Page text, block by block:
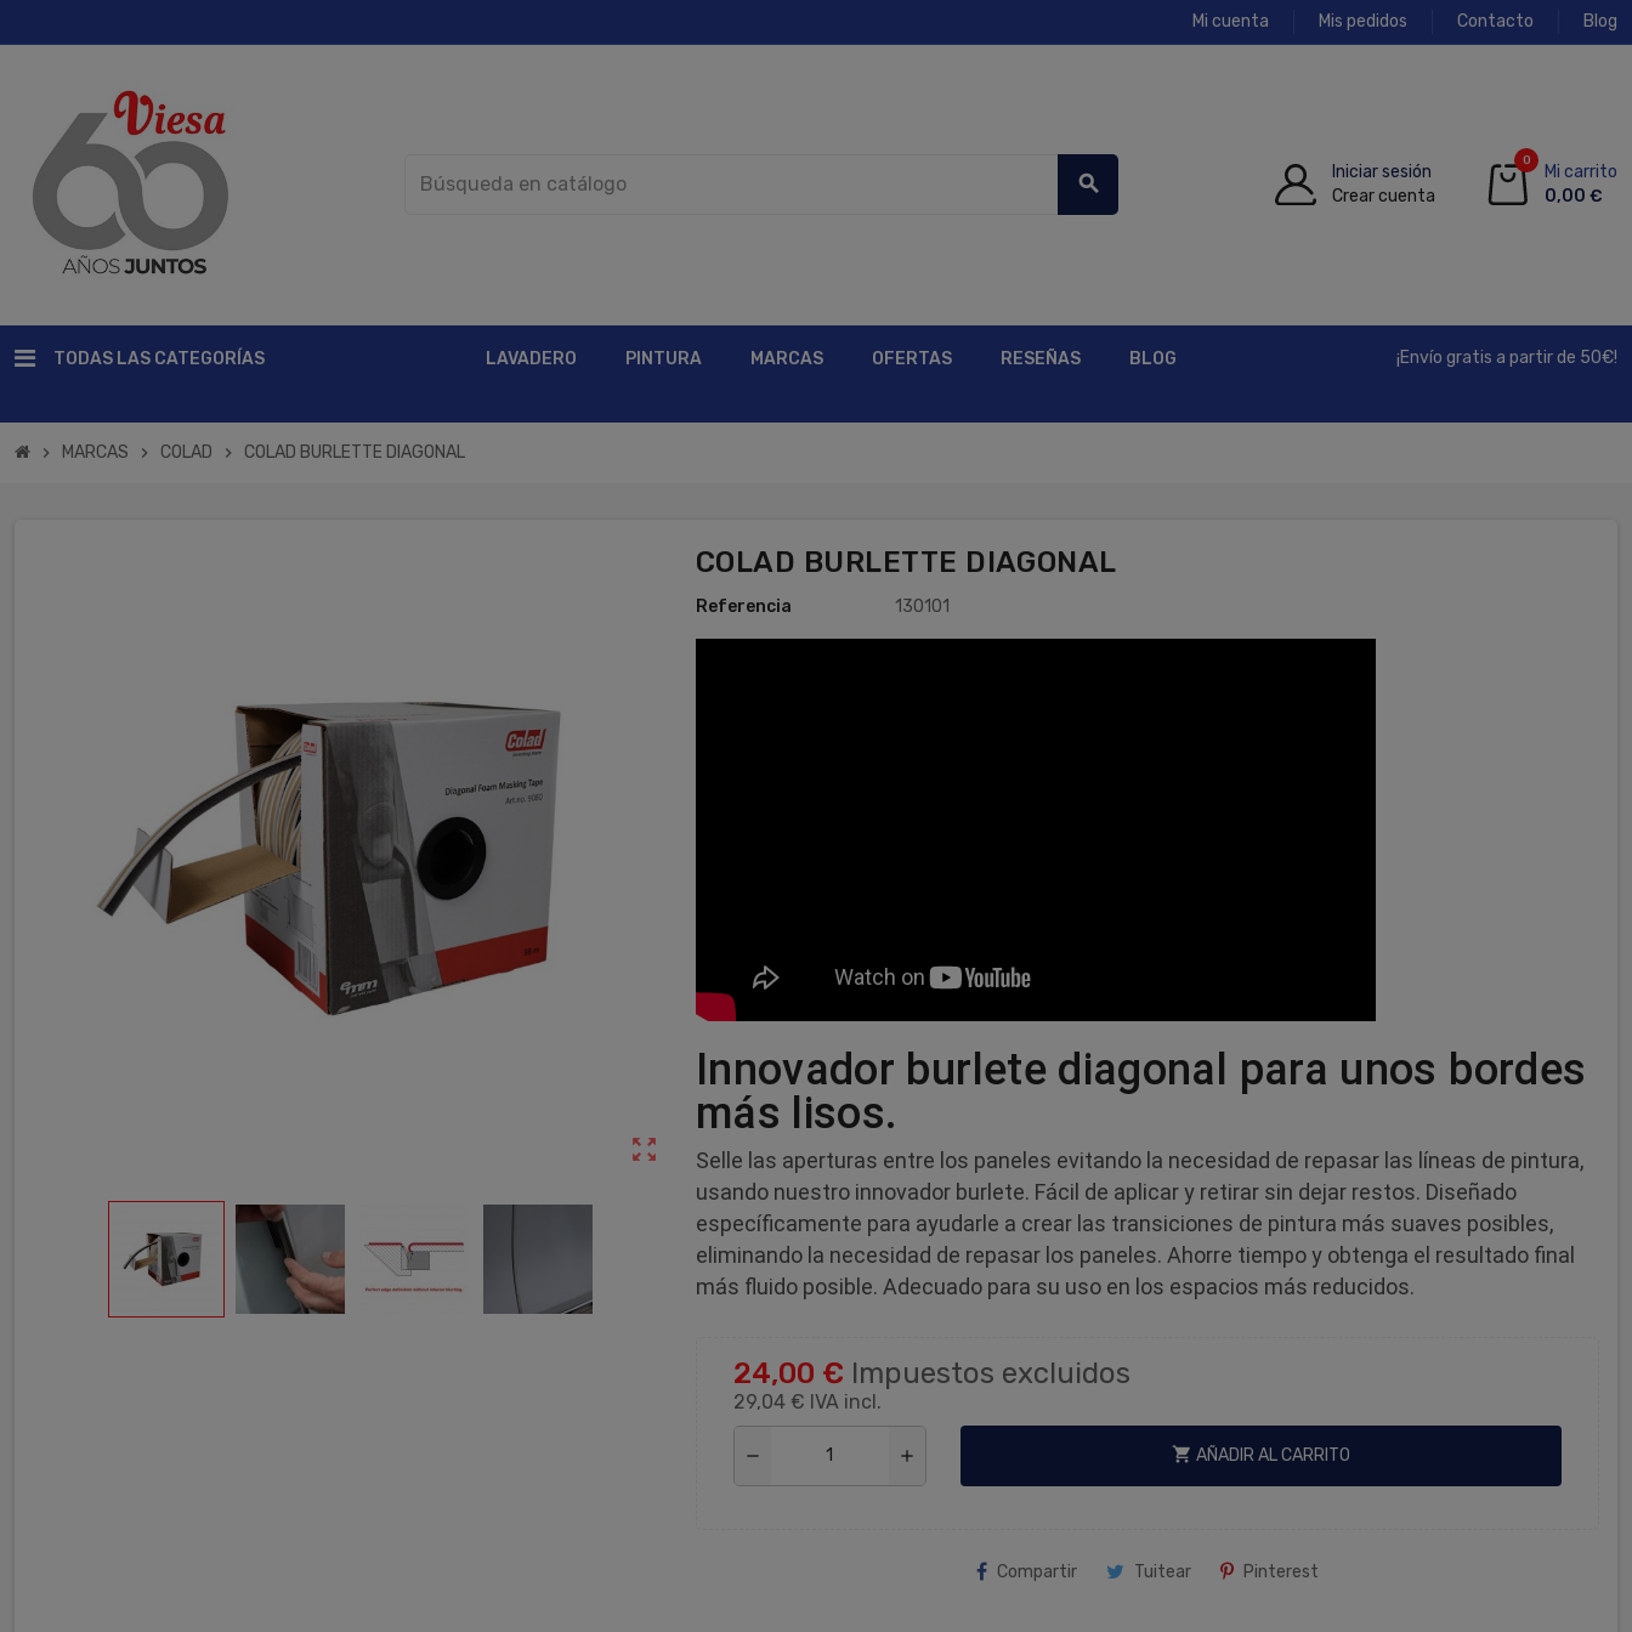
Mi cuenta Mis pedidos Contacto Blog
search
Iniciar sesión
Crear cuenta
0
Mi carrito
0,00 €
TODAS LAS CATEGORÍAS LAVADERO PINTURA MARCAS OFERTAS RESEÑAS BLOG ¡Envío gratis a partir de 50€!
chevron_right MARCAS chevron_right COLAD chevron_right COLAD BURLETTE DIAGONAL
zoom_out_map
COLAD BURLETTE DIAGONAL
Referencia 130101
Innovador burlete diagonal para unos bordes
más lisos.
Selle las aperturas entre los paneles evitando la necesidad de repasar las líneas de pintura,
usando nuestro innovador burlete. Fácil de aplicar y retirar sin dejar restos. Diseñado
específicamente para ayudarle a crear las transiciones de pintura más suaves posibles,
eliminando la necesidad de repasar los paneles. Ahorre tiempo y obtenga el resultado final
más fluido posible. Adecuado para su uso en los espacios más reducidos.
24,00 € Impuestos excluidos
29,04 € IVA incl.
remove add shopping_cart AÑADIR AL CARRITO
Compartir Tuitear Pinterest